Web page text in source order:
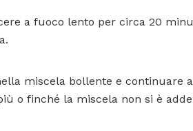
a fuoco lento per circa 20
miscela bollente e continuare
o finché la miscela non si è